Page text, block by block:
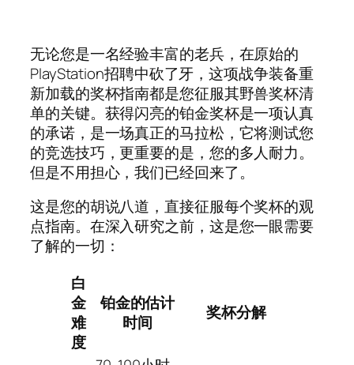
无论您是一名经验丰富的老兵，在原始的
PlayStation招聘中砍了牙，这项战争装备重
新加载的奖杯指南都是您征服其野兽奖杯清
单的关键。获得闪亮的铂金奖杯是一项认真
的承诺，是一场真正的马拉松，它将测试您
的竞选技巧，更重要的是，您的多人耐力。
但是不用担心，我们已经回来了。
这是您的胡说八道，直接征服每个奖杯的观
点指南。在深入研究之前，这是您一眼需要
了解的一切：
白
金
难
度
铂金的估计
时间
奖杯分解